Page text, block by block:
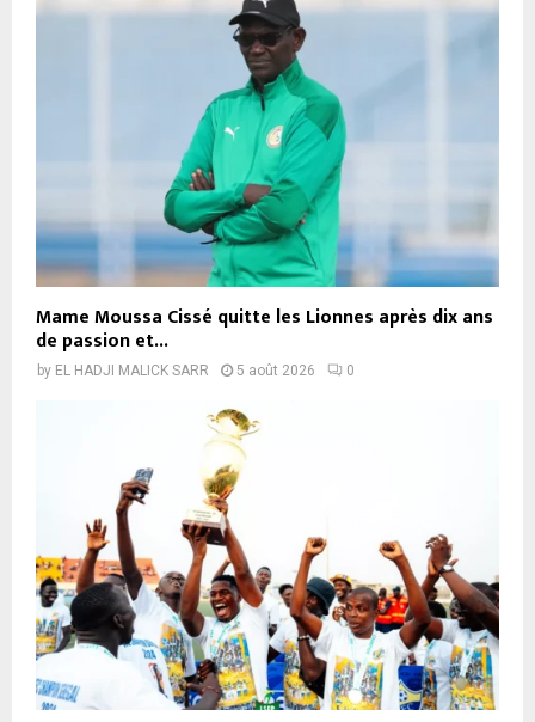
Mame Moussa Cissé quitte les Lionnes après dix ans
de passion et...
by EL HADJI MALICK SARR 5 août 2026 0